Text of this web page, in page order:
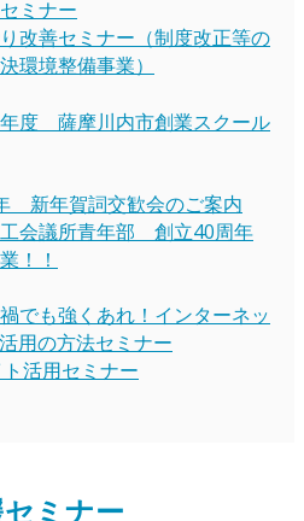
ミナー
改善セミナー（制度改正等の
環境整備事業）
度 薩摩川内市創業スクール
新年賀詞交歓会のご案内
会議所青年部 創立40周年
！！
でも強くあれ！インターネッ
用の方法セミナー
ト活用セミナー
ミナー